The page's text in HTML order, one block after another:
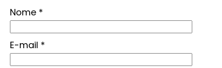
Nome *
E-mail *